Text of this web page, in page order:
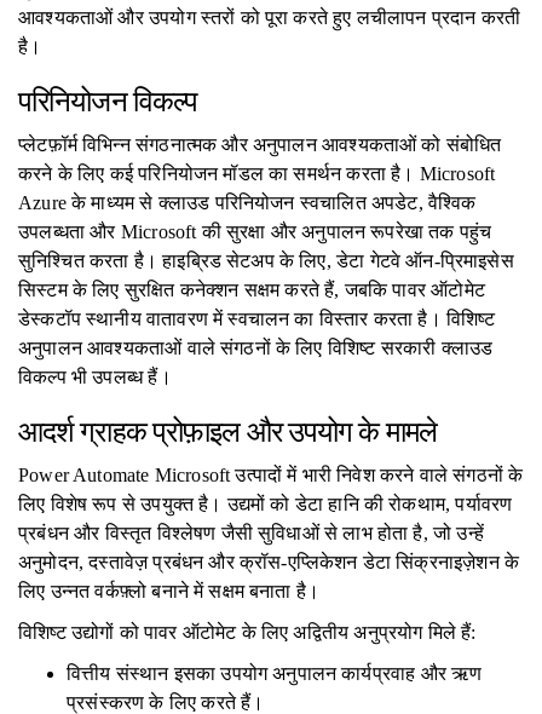
आवश्यकताओं और उपयोग स्तरों को पूरा करते हुए लचीलापन प्रदान करती
है।
परिनियोजन विकल्प
प्लेटफ़ॉर्म विभिन्न संगठनात्मक और अनुपालन आवश्यकताओं को संबोधित
करने के लिए कई परिनियोजन मॉडल का समर्थन करता है। Microsoft
Azure के माध्यम से क्लाउड परिनियोजन स्वचालित अपडेट, वैश्विक
उपलब्धता और Microsoft की सुरक्षा और अनुपालन रूपरेखा तक पहुंच
सुनिश्चित करता है। हाइब्रिड सेटअप के लिए, डेटा गेटवे ऑन-प्रिमाइसेस
सिस्टम के लिए सुरक्षित कनेक्शन सक्षम करते हैं, जबकि पावर ऑटोमेट
डेस्कटॉप स्थानीय वातावरण में स्वचालन का विस्तार करता है। विशिष्ट
अनुपालन आवश्यकताओं वाले संगठनों के लिए विशिष्ट सरकारी क्लाउड
विकल्प भी उपलब्ध हैं।
आदर्श ग्राहक प्रोफ़ाइल और उपयोग के मामले
Power Automate Microsoft उत्पादों में भारी निवेश करने वाले संगठनों के
लिए विशेष रूप से उपयुक्त है। उद्यमों को डेटा हानि की रोकथाम, पर्यावरण
प्रबंधन और विस्तृत विश्लेषण जैसी सुविधाओं से लाभ होता है, जो उन्हें
अनुमोदन, दस्तावेज़ प्रबंधन और क्रॉस-एप्लिकेशन डेटा सिंक्रनाइज़ेशन के
लिए उन्नत वर्कफ़्लो बनाने में सक्षम बनाता है।
विशिष्ट उद्योगों को पावर ऑटोमेट के लिए अद्वितीय अनुप्रयोग मिले हैं:
वित्तीय संस्थान इसका उपयोग अनुपालन कार्यप्रवाह और ऋण
प्रसंस्करण के लिए करते हैं।